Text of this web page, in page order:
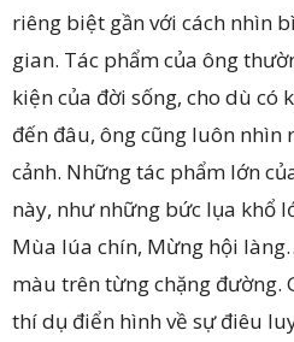
riêng biệt gần với cách nhìn
gian. Tác phẩm của ông
kiện của đời sống, cho dù có
đến đâu, ông cũng luôn nhìn
cảnh. Những tác phẩm lớn
này, như những bức lụa khổ
Mùa lúa chín, Mừng hội
màu trên từng chặng đường.
thí dụ điển hình về sự điêu